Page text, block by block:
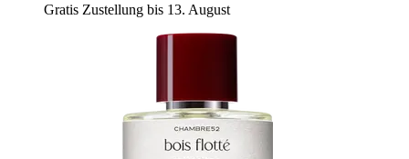
Gratis Zustellung bis 13. August